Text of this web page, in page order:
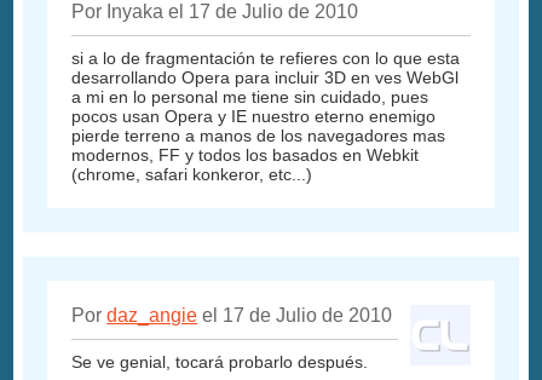
Por Inyaka el 17 de Julio de 2010
si a lo de fragmentación te refieres con lo que esta
desarrollando Opera para incluir 3D en ves WebGl
a mi en lo personal me tiene sin cuidado, pues
pocos usan Opera y IE nuestro eterno enemigo
pierde terreno a manos de los navegadores mas
modernos, FF y todos los basados en Webkit
(chrome, safari konkeror, etc...)
Pordaz_angie el 17 de Julio de 2010
Se ve genial, tocará probarlo después.